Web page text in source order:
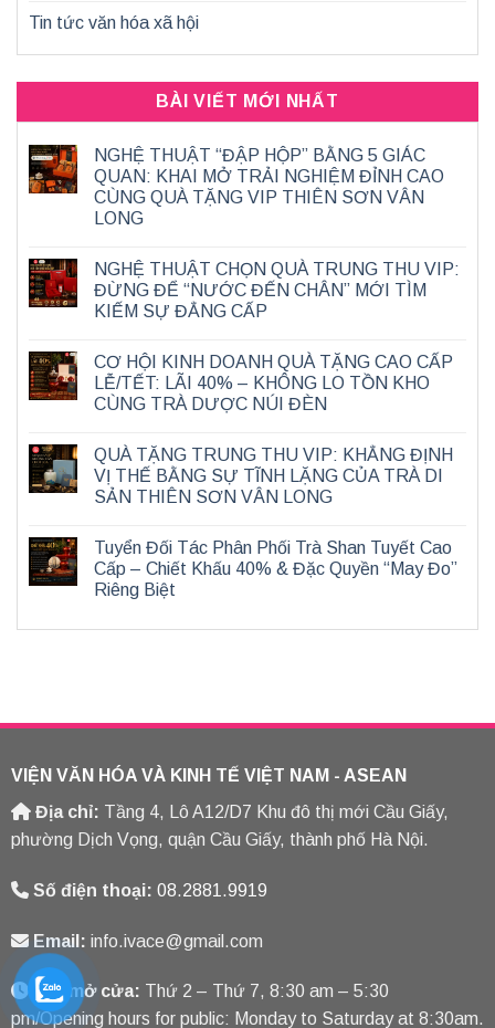
Tin tức văn hóa xã hội
BÀI VIẾT MỚI NHẤT
NGHỆ THUẬT “ĐẬP HỘP” BẰNG 5 GIÁC
QUAN: KHAI MỞ TRẢI NGHIỆM ĐỈNH CAO
CÙNG QUÀ TẶNG VIP THIÊN SƠN VÂN
LONG
NGHỆ THUẬT CHỌN QUÀ TRUNG THU VIP:
ĐỪNG ĐỂ “NƯỚC ĐẾN CHÂN” MỚI TÌM
KIẾM SỰ ĐẲNG CẤP
CƠ HỘI KINH DOANH QUÀ TẶNG CAO CẤP
LỄ/TẾT: LÃI 40% – KHÔNG LO TỒN KHO
CÙNG TRÀ DƯỢC NÚI ĐÈN
QUÀ TẶNG TRUNG THU VIP: KHẲNG ĐỊNH
VỊ THẾ BẰNG SỰ TĨNH LẶNG CỦA TRÀ DI
SẢN THIÊN SƠN VÂN LONG
Tuyển Đối Tác Phân Phối Trà Shan Tuyết Cao
Cấp – Chiết Khấu 40% & Đặc Quyền “May Đo”
Riêng Biệt
VIỆN VĂN HÓA VÀ KINH TẾ VIỆT NAM - ASEAN
Địa chỉ: Tầng 4, Lô A12/D7 Khu đô thị mới Cầu Giấy,
phường Dịch Vọng, quận Cầu Giấy, thành phố Hà Nội.
Số điện thoại: 08.2881.9919
Email: info.ivace@gmail.com
Giờ mở cửa: Thứ 2 – Thứ 7, 8:30 am – 5:30
pm/Opening hours for public: Monday to Saturday at 8:30am.